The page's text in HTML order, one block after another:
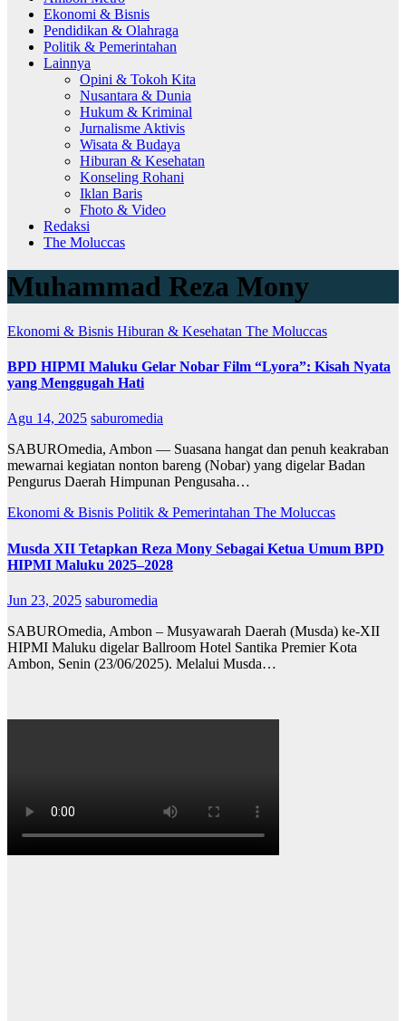
Ekonomi & Bisnis
Pendidikan & Olahraga
Politik & Pemerintahan
Lainnya
Opini & Tokoh Kita
Nusantara & Dunia
Hukum & Kriminal
Jurnalisme Aktivis
Wisata & Budaya
Hiburan & Kesehatan
Konseling Rohani
Iklan Baris
Fhoto & Video
Redaksi
The Moluccas
Muhammad Reza Mony
Ekonomi & Bisnis Hiburan & Kesehatan The Moluccas
BPD HIPMI Maluku Gelar Nobar Film “Lyora”: Kisah Nyata
yang Menggugah Hati
Agu 14, 2025 saburomedia
SABUROmedia, Ambon — Suasana hangat dan penuh keakraban
mewarnai kegiatan nonton bareng (Nobar) yang digelar Badan
Pengurus Daerah Himpunan Pengusaha…
Ekonomi & Bisnis Politik & Pemerintahan The Moluccas
Musda XII Tetapkan Reza Mony Sebagai Ketua Umum BPD
HIPMI Maluku 2025–2028
Jun 23, 2025 saburomedia
SABUROmedia, Ambon – Musyawarah Daerah (Musda) ke-XII
HIPMI Maluku digelar Ballroom Hotel Santika Premier Kota
Ambon, Senin (23/06/2025). Melalui Musda…